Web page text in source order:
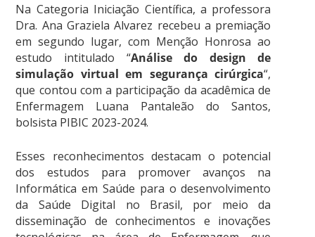
Na Categoria Iniciação Científica, a professora
Dra. Ana Graziela Alvarez recebeu a premiação
em segundo lugar, com Menção Honrosa ao
estudo intitulado “Análise do design de
simulação virtual em segurança cirúrgica“,
que contou com a participação da acadêmica de
Enfermagem Luana Pantaleão do Santos,
bolsista PIBIC 2023-2024.
Esses reconhecimentos destacam o potencial
dos estudos para promover avanços na
Informática em Saúde para o desenvolvimento
da Saúde Digital no Brasil, por meio da
disseminação de conhecimentos e inovações